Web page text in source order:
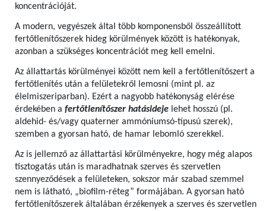
koncentrációját.
A modern, vegyészek által több komponensből összeállított
fertőtlenítőszerek hideg körülmények között is hatékonyak,
azonban a szükséges koncentrációt meg kell emelni.
Az állattartás körülményei között nem kell a fertőtlenítőszert a
fertőtlenítés után a felületekről lemosni (mint pl. az
élelmiszeriparban). Ezért a nagyobb hatékonyság elérése
érdekében a fertőtlenítőszer hatásideje lehet hosszú (pl.
aldehid- és/vagy quaterner ammóniumsó-típusú szerek),
szemben a gyorsan ható, de hamar lebomló szerekkel.
Az is jellemző az állattartási körülményekre, hogy még alapos
tisztogatás után is maradhatnak szerves és szervetlen
szennyeződések a felületeken, sokszor már szabad szemmel
nem is látható, „biofilm-réteg” formájában. A gyorsan ható
fertőtlenítőszerek általában érzékenyek a szerves és szervetlen